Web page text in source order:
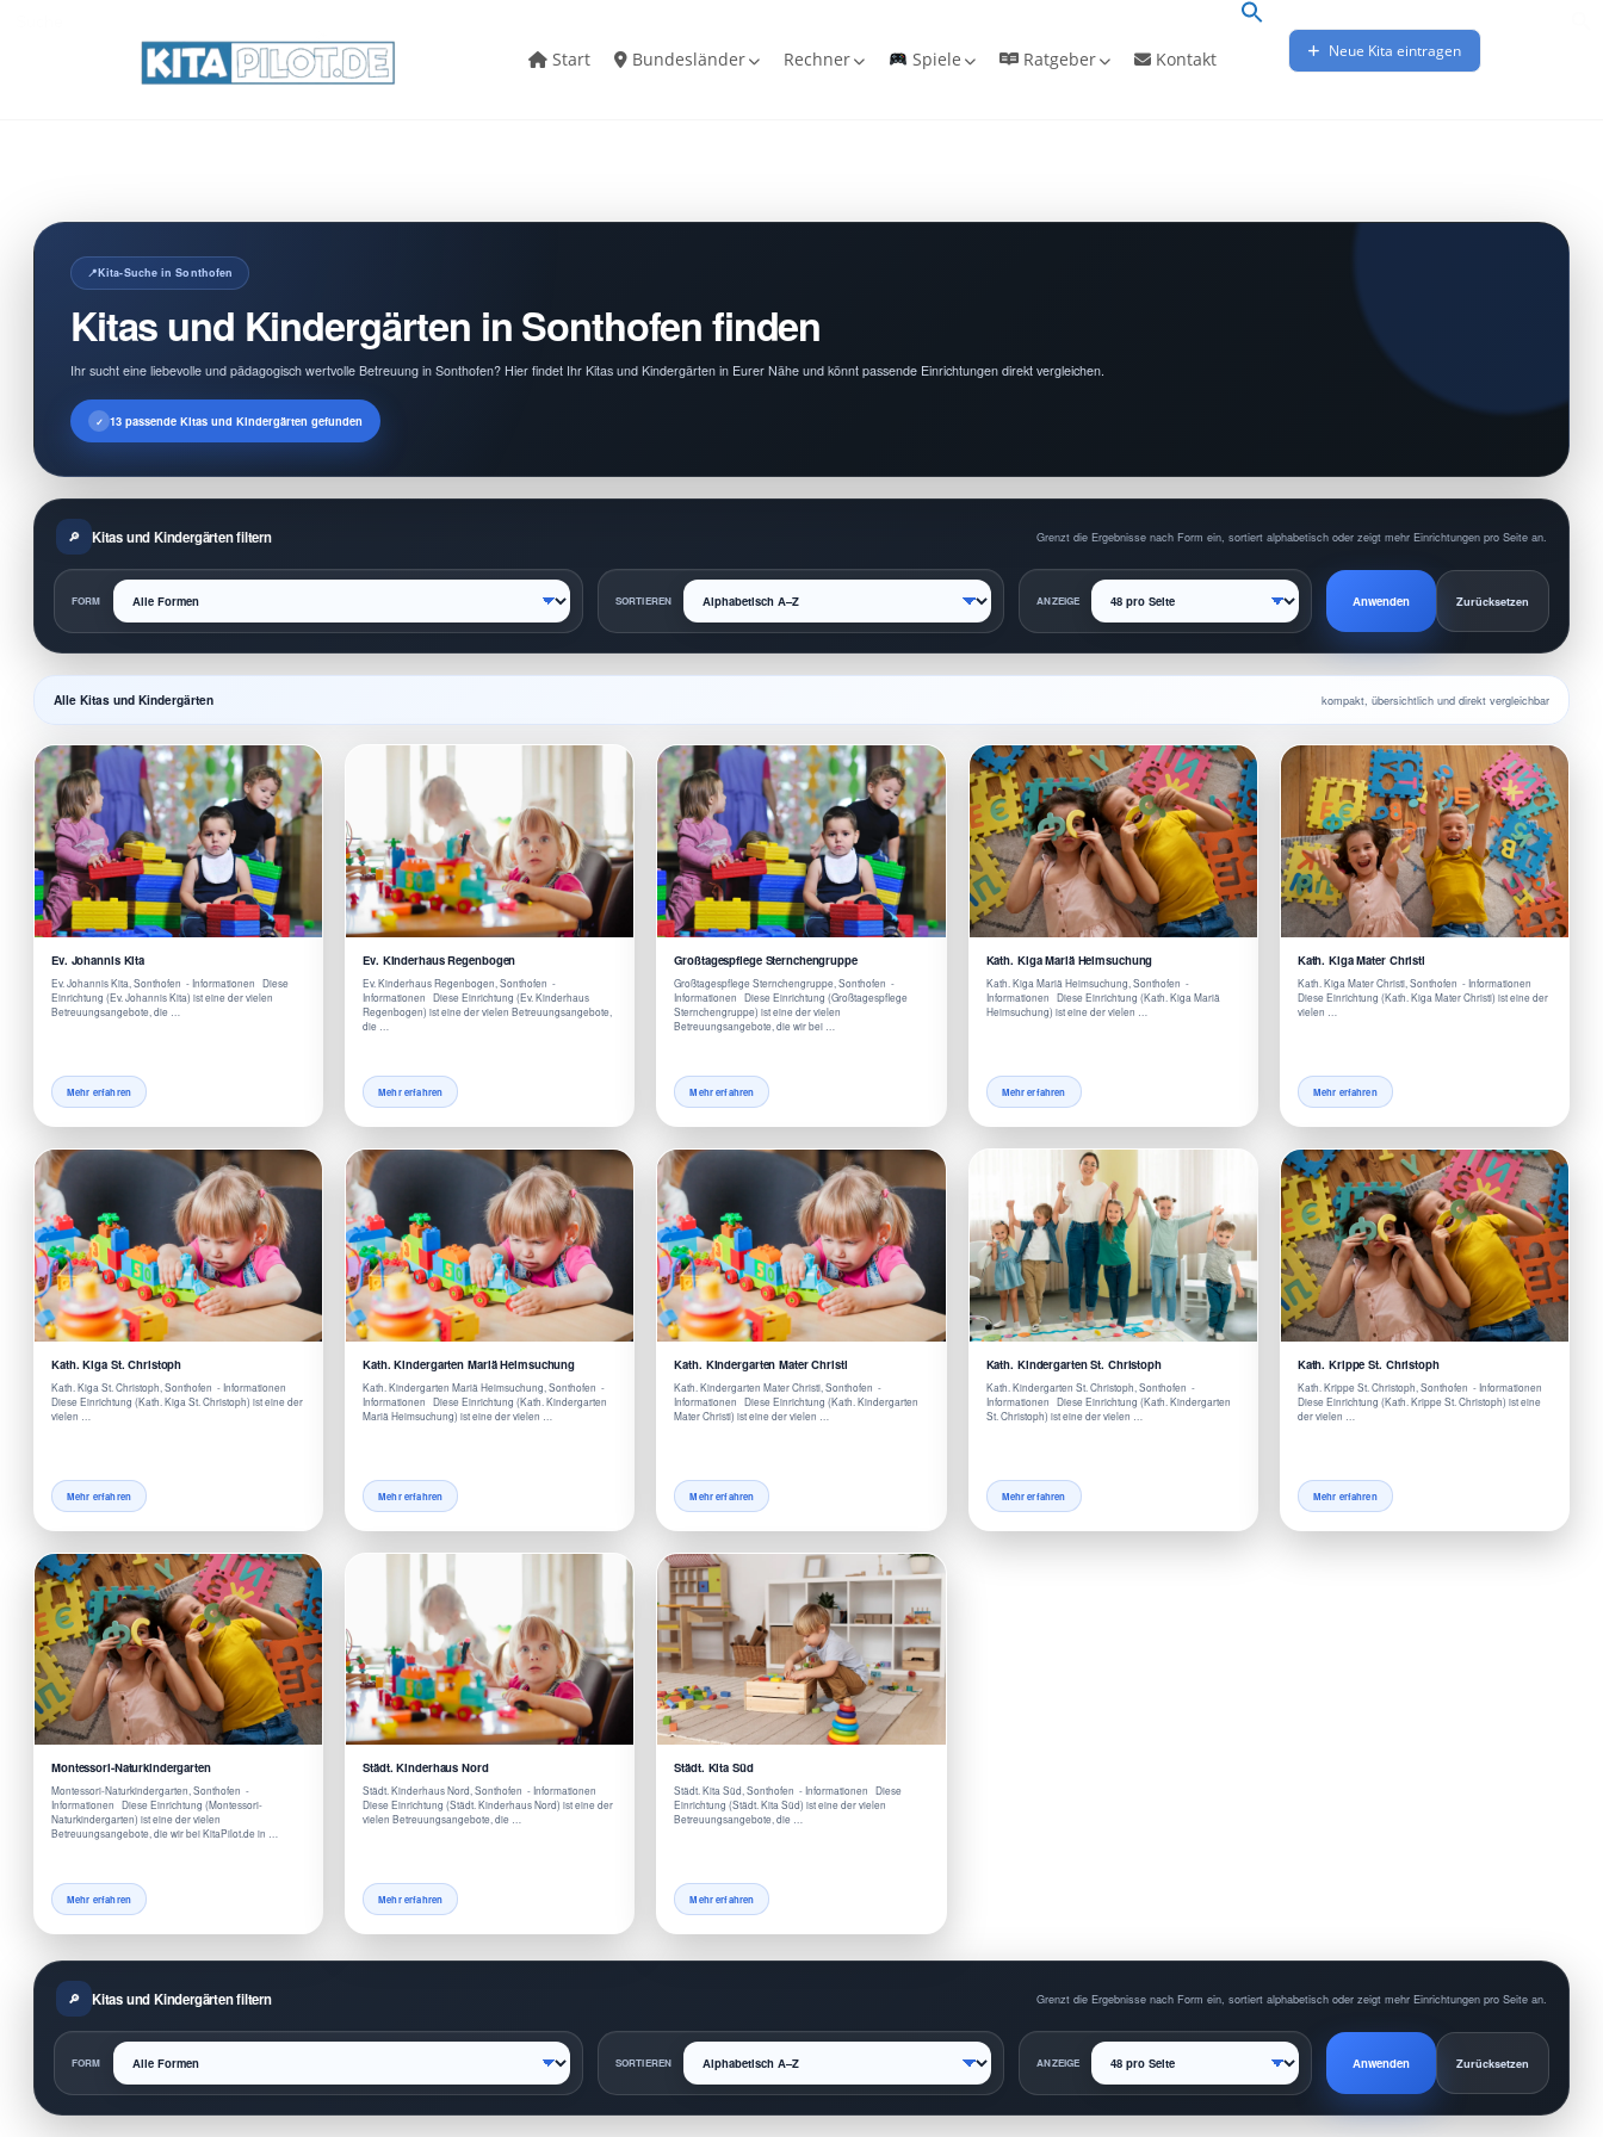
Start Bundesländer Rechner Spiele Ratgeber Kontakt Neue Kita eintragen
Kita-Suche in Sonthofen
Kitas und Kindergärten in Sonthofen finden
Ihr sucht eine liebevolle und pädagogisch wertvolle Betreuung in Sonthofen? Hier findet Ihr Kitas und Kindergärten in Eurer Nähe und könnt passende Einrichtungen direkt vergleichen.
13 passende Kitas und Kindergärten gefunden
Kitas und Kindergärten filtern Grenzt die Ergebnisse nach Form ein, sortiert alphabetisch oder zeigt mehr Einrichtungen pro Seite an.
FORM SORTIEREN ANZEIGE Anwenden Zurücksetzen
Alle Kitas und Kindergärten kompakt, übersichtlich und direkt vergleichbar
Ev. Johannis Kita
Ev. Johannis Kita, Sonthofen - Informationen Diese
Einrichtung (Ev. Johannis Kita) ist eine der vielen
Betreuungsangebote, die …
Mehr erfahren
Ev. Kinderhaus Regenbogen
Ev. Kinderhaus Regenbogen, Sonthofen -
Informationen Diese Einrichtung (Ev. Kinderhaus
Regenbogen) ist eine der vielen Betreuungsangebote,
die …
Mehr erfahren
Großtagespflege Sternchengruppe
Großtagespflege Sternchengruppe, Sonthofen -
Informationen Diese Einrichtung (Großtagespflege
Sternchengruppe) ist eine der vielen
Betreuungsangebote, die wir bei …
Mehr erfahren
Kath. Kiga Mariä Heimsuchung
Kath. Kiga Mariä Heimsuchung, Sonthofen -
Informationen Diese Einrichtung (Kath. Kiga Mariä
Heimsuchung) ist eine der vielen …
Mehr erfahren
Kath. Kiga Mater Christi
Kath. Kiga Mater Christi, Sonthofen - Informationen
Diese Einrichtung (Kath. Kiga Mater Christi) ist eine der
vielen …
Mehr erfahren
Kath. Kiga St. Christoph
Kath. Kiga St. Christoph, Sonthofen - Informationen
Diese Einrichtung (Kath. Kiga St. Christoph) ist eine der
vielen …
Mehr erfahren
Kath. Kindergarten Mariä Heimsuchung
Kath. Kindergarten Mariä Heimsuchung, Sonthofen -
Informationen Diese Einrichtung (Kath. Kindergarten
Mariä Heimsuchung) ist eine der vielen …
Mehr erfahren
Kath. Kindergarten Mater Christi
Kath. Kindergarten Mater Christi, Sonthofen -
Informationen Diese Einrichtung (Kath. Kindergarten
Mater Christi) ist eine der vielen …
Mehr erfahren
Kath. Kindergarten St. Christoph
Kath. Kindergarten St. Christoph, Sonthofen -
Informationen Diese Einrichtung (Kath. Kindergarten
St. Christoph) ist eine der vielen …
Mehr erfahren
Kath. Krippe St. Christoph
Kath. Krippe St. Christoph, Sonthofen - Informationen
Diese Einrichtung (Kath. Krippe St. Christoph) ist eine
der vielen …
Mehr erfahren
Montessori-Naturkindergarten
Montessori-Naturkindergarten, Sonthofen -
Informationen Diese Einrichtung (Montessori-
Naturkindergarten) ist eine der vielen
Betreuungsangebote, die wir bei KitaPilot.de in …
Mehr erfahren
Städt. Kinderhaus Nord
Städt. Kinderhaus Nord, Sonthofen - Informationen
Diese Einrichtung (Städt. Kinderhaus Nord) ist eine der
vielen Betreuungsangebote, die …
Mehr erfahren
Städt. Kita Süd
Städt. Kita Süd, Sonthofen - Informationen Diese
Einrichtung (Städt. Kita Süd) ist eine der vielen
Betreuungsangebote, die …
Mehr erfahren
Kitas und Kindergärten filtern Grenzt die Ergebnisse nach Form ein, sortiert alphabetisch oder zeigt mehr Einrichtungen pro Seite an.
FORM SORTIEREN ANZEIGE Anwenden Zurücksetzen